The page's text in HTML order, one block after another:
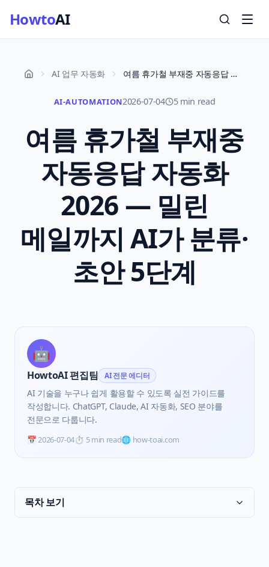
HowtoAI
AI 업무 자동화 여름 휴가철 부재중 자동응답 자동화 2026 — 밀린 메일까지 AI가 분류·초안 5단계
AI-AUTOMATION2026-07-04 5 min read
여름 휴가철 부재중
자동응답 자동화
2026 — 밀린
메일까지 AI가 분류·
초안 5단계
🤖
HowtoAI 편집팀 AI 전문 에디터
AI 기술을 누구나 쉽게 활용할 수 있도록 실전 가이드를
작성합니다. ChatGPT, Claude, AI 자동화, SEO 분야를
전문으로 다룹니다.
📅2026-07-04⏱️ 5 min read🌐 how-toai.com
목차 보기